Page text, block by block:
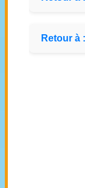
Retour à